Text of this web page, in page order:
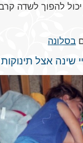
להפוך לשדה
בסלונה